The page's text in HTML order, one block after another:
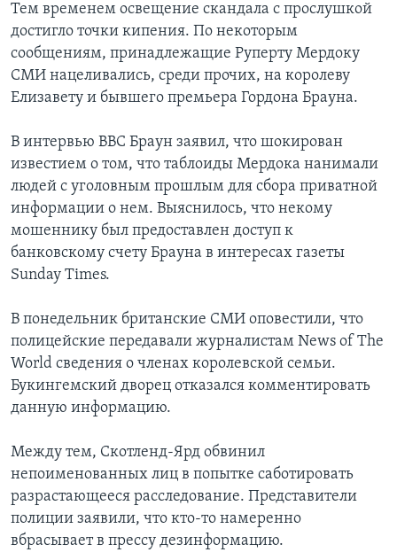
Тем временем освещение скандала с прослушкой
достигло точки кипения. По некоторым
сообщениям, принадлежащие Руперту Мердоку
СМИ нацеливались, среди прочих, на королеву
Елизавету и бывшего премьера Гордона Брауна.
В интервью BBC Браун заявил, что шокирован
известием о том, что таблоиды Мердока нанимали
людей с уголовным прошлым для сбора приватной
информации о нем. Выяснилось, что некому
мошеннику был предоставлен доступ к
банковскому счету Брауна в интересах газеты
Sunday Times.
В понедельник британские СМИ оповестили, что
полицейские передавали журналистам News of The
World сведения о членах королевской семьи.
Букингемский дворец отказался комментировать
данную информацию.
Между тем, Скотленд-Ярд обвинил
непоименованных лиц в попытке саботировать
разрастающееся расследование. Представители
полиции заявили, что кто-то намеренно
вбрасывает в прессу дезинформацию.